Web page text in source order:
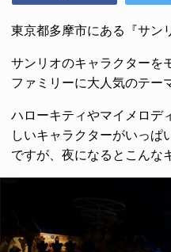
東京都多摩市にある『サン
サンリオのキャラクターを
ファミリーに大人気のテー
ハローキティやマイメロデ
しいキャラクターがいっぱ
ですが、夜になるとこんな